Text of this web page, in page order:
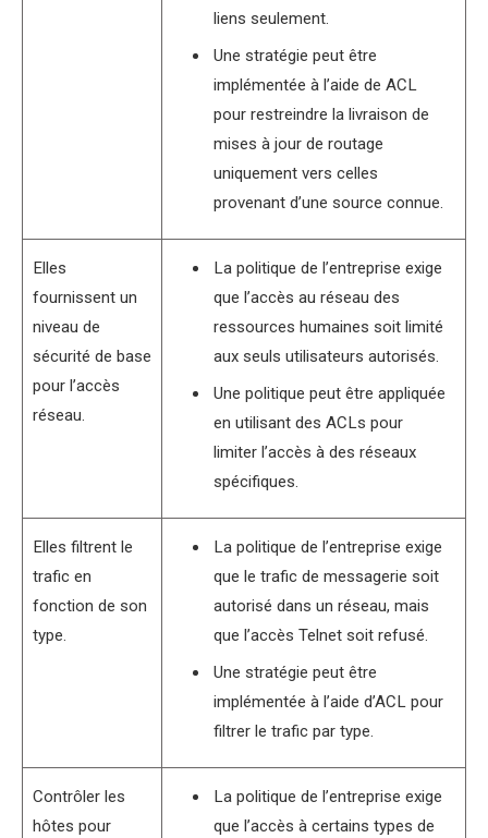
liens seulement.
Une stratégie peut être
implémentée à l’aide de ACL
pour restreindre la livraison de
mises à jour de routage
uniquement vers celles
provenant d’une source connue.
Elles
fournissent un
niveau de
sécurité de base
pour l’accès
réseau.
La politique de l’entreprise exige
que l’accès au réseau des
ressources humaines soit limité
aux seuls utilisateurs autorisés.
Une politique peut être appliquée
en utilisant des ACLs pour
limiter l’accès à des réseaux
spécifiques.
Elles filtrent le
trafic en
fonction de son
type.
La politique de l’entreprise exige
que le trafic de messagerie soit
autorisé dans un réseau, mais
que l’accès Telnet soit refusé.
Une stratégie peut être
implémentée à l’aide d’ACL pour
filtrer le trafic par type.
Contrôler les
hôtes pour
La politique de l’entreprise exige
que l’accès à certains types de